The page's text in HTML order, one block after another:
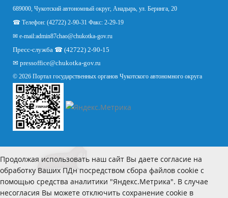
689000, Чукотский автономный округ, Анадырь, ул. Беринга, 20
☎ Телефон: (42722) 2-90-31 Факс: 2-29-19
✉ e-mail:admin87chao@chukotka-gov.ru
Пресс-служба ☎ (42722) 2-90-15
✉ pressoffice@chukotka-gov.ru
© 2026 Портал государственных органов Чукотского автономного округа
Продолжая использовать наш сайт Вы даете согласие на
обработку Ваших ПДн посредством сбора файлов cookie с
помощью средства аналитики "Яндекс.Метрика". В случае
несогласия Вы можете отключить сохранение cookie в